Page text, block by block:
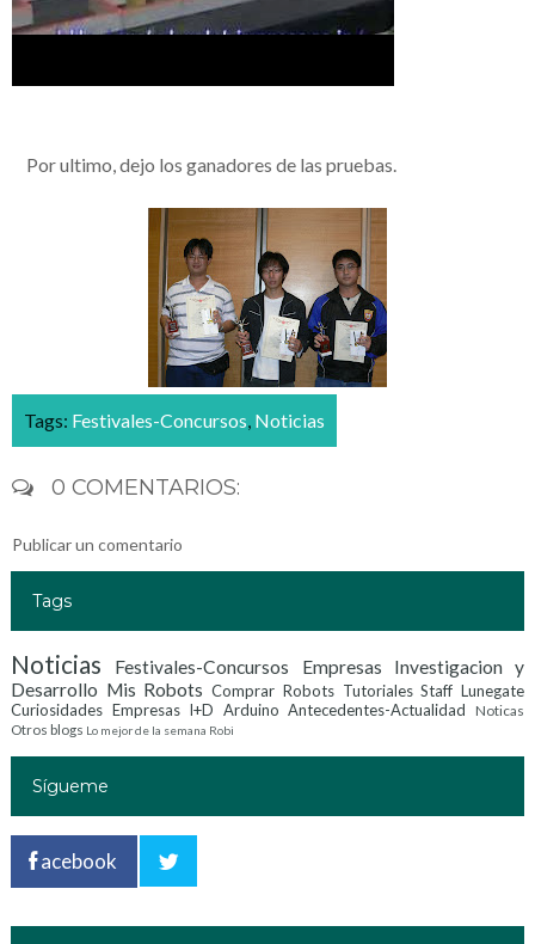
Por ultimo, dejo los ganadores de las pruebas.
Tags: Festivales-Concursos, Noticias
0 COMENTARIOS:
Publicar un comentario
Tags
Noticias Festivales-Concursos
Empresas Investigacion y
Desarrollo Mis Robots Comprar Robots Tutoriales Staff Lunegate
Curiosidades Empresas I+D Arduino Antecedentes-Actualidad
Noticas
Otros blogs Lo mejor de la semana Robi
Sígueme
acebook